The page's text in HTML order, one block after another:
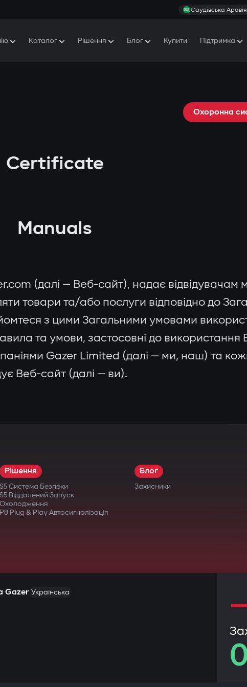
Саудівська Аравія
Каталог Рішення Блог Купити Підтримка
Охоронна
Certificate
Manuals
(далі — Веб-сайт), надає відвідувачам
товари та/або послуги відповідно до
з цими Загальними умовами
та умови, застосовні до використання
Gazer Limited (далі — ми, наш) та
Веб-сайт (далі — ви).
Рішення
S5 Система Безпеки
S5 Віддалений Запуск
Охолодження
P8 Plug & Play Автосигналізація
Блог
Захисники
Gazer Українська